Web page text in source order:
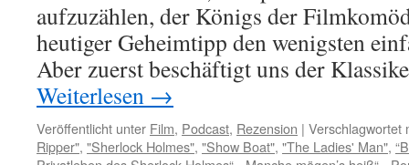
aufzuzählen, der Königs der
heutiger Geheimtipp den wenigsten
Aber zuerst beschäftigt uns der
Weiterlesen →
Veröffentlicht unter Film, Podcast, Rezension | Verschlagwortet
Ripper", "Sherlock Holmes", "Show Boat", "The Ladies' Man",